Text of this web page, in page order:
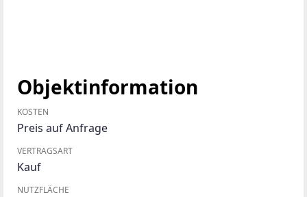
Objektinformation
KOSTEN
Preis auf Anfrage
VERTRAGSART
Kauf
NUTZFLÄCHE